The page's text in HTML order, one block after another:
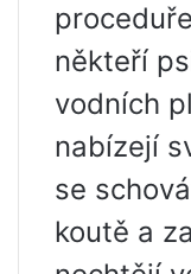
někteří
vodních
nabízejí
se
koutě a